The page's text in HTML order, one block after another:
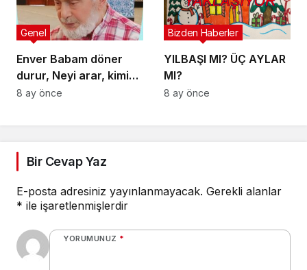
Enver Babam döner
durur, Neyi arar, kimi
bulur, Onun yolu Hak
Genel
8 ay önce
YILBAŞI MI? ÜÇ AYLAR
MI?
Bizden Haberler
8 ay önce
Bir Cevap Yaz
E-posta adresiniz yayınlanmayacak. Gerekli alanlar
* ile işaretlenmişlerdir
YORUMUNUZ *